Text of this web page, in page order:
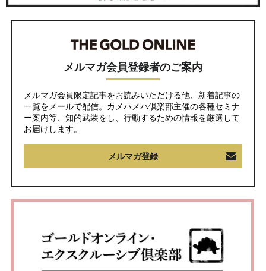
メルマガ会員登録者のご案内
メルマガ会員限定記事をお読みいただける他、新着記事の
一覧をメールで配信。カメハメハ倶楽部主催の各種セミナ
ー案内等、知的武装をし、行動するための情報を厳選して
お届けします。
メルマガ登録